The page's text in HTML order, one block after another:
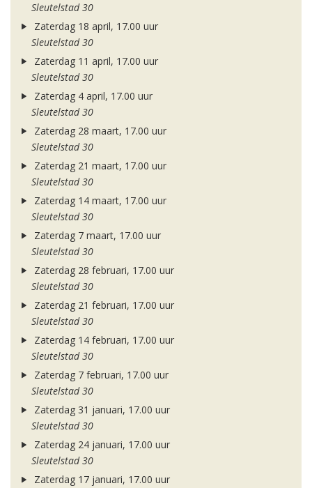
Sleutelstad 30
Zaterdag 18 april, 17.00 uur
Sleutelstad 30
Zaterdag 11 april, 17.00 uur
Sleutelstad 30
Zaterdag 4 april, 17.00 uur
Sleutelstad 30
Zaterdag 28 maart, 17.00 uur
Sleutelstad 30
Zaterdag 21 maart, 17.00 uur
Sleutelstad 30
Zaterdag 14 maart, 17.00 uur
Sleutelstad 30
Zaterdag 7 maart, 17.00 uur
Sleutelstad 30
Zaterdag 28 februari, 17.00 uur
Sleutelstad 30
Zaterdag 21 februari, 17.00 uur
Sleutelstad 30
Zaterdag 14 februari, 17.00 uur
Sleutelstad 30
Zaterdag 7 februari, 17.00 uur
Sleutelstad 30
Zaterdag 31 januari, 17.00 uur
Sleutelstad 30
Zaterdag 24 januari, 17.00 uur
Sleutelstad 30
Zaterdag 17 januari, 17.00 uur